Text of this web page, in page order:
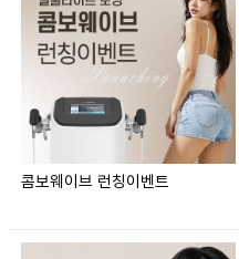
콤보웨이브 런칭이벤트